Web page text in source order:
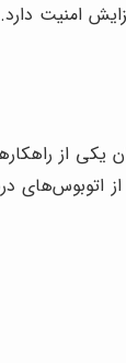
امنیت
یکی از
از اتوبوس‌های